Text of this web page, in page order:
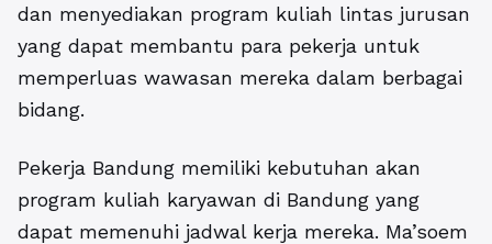
dan menyediakan program kuliah lintas jurusan
yang dapat membantu para pekerja untuk
memperluas wawasan mereka dalam berbagai
bidang.
Pekerja Bandung memiliki kebutuhan akan
program kuliah karyawan di Bandung yang
dapat memenuhi jadwal kerja mereka. Ma’soem